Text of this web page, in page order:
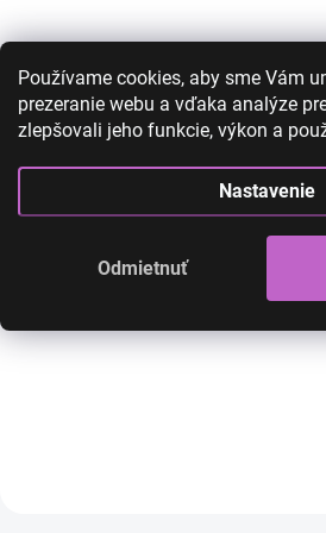
Používame cookies, aby sme Vám
prezeranie webu a vďaka analýze
zlepšovali jeho funkcie, výkon a
Nastavenie
Odmietnuť
Clip in príčesok - blond-
vlnitý M88
35,00 € 27,00 €